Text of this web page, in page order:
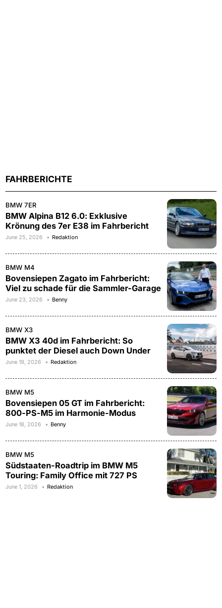
FAHRBERICHTE
BMW 7ER
BMW Alpina B12 6.0: Exklusive
Krönung des 7er E38 im Fahrbericht
June 25, 2026 Redaktion
BMW M4
Bovensiepen Zagato im Fahrbericht:
Viel zu schade für die Sammler-Garage
June 23, 2026 Benny
BMW X3
BMW X3 40d im Fahrbericht: So
punktet der Diesel auch Down Under
June 19, 2026 Redaktion
BMW M5
Bovensiepen 05 GT im Fahrbericht:
800-PS-M5 im Harmonie-Modus
June 18, 2026 Benny
BMW M5
Südstaaten-Roadtrip im BMW M5
Touring: Family Office mit 727 PS
June 1, 2026 Redaktion